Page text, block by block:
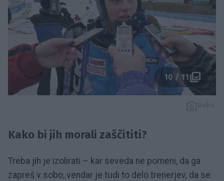
10 / 11
Kako bi jih morali zaščititi?
Treba jih je izolirati – kar seveda ne pomeni, da ga
zapreš v sobo, vendar je tudi to delo trenerjev, da se